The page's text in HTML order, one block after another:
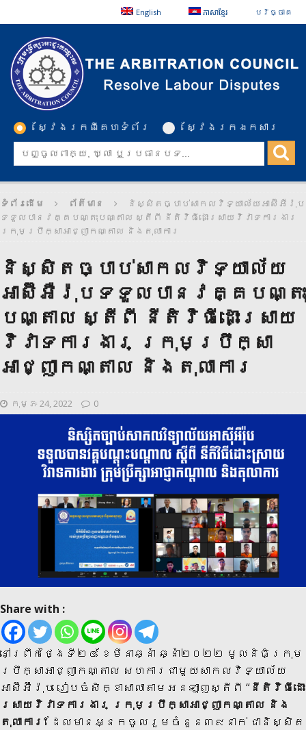
English ភាសាខ្មែរ បរិច្ចាគ
ស្វែងរកពីគេហទំព័រ ស្វែងរកឯកសារ
ទំព័រដើម ព័ត៌មាន
និស្សិតច្បាប់សាកលវិទ្យាល័យអាស៊ីអឺរ៉ុប
ទទួលបានវគ្គបណ្តុះបណ្តាល ស្តីពី នីតិវិធីដោះស្រាយវិវាទការងារ
ក្រុមប្រឹក្សាអាជ្ញាកណ្តាល និងតុលាការ
និស្សិតច្បាប់សាកលវិទ្យាល័យ
អាស៊ីអឺរ៉ុបទទួលបានវគ្គបណ្តុះ
បណ្តាល ស្តីពី នីតិវិធីដោះស្រាយ
វិវាទការងារ ក្រុមប្រឹក្សា
អាជ្ញាកណ្តាល និងតុលាការ
កុម្ភៈ 24, 2022 0
Share with :
នៅព្រឹកថ្ងៃទី២៤ ខែមីនាឆ្នាំ ឆ្នាំ២០២២ មូល​និធិ​ក្រុម​
ប្រឹក្សា​អាជ្ញា​កណ្តាល​ សហ​ការ​​ជា​​មួយ​​សាកល​​វិ​ទ្យា​​ល័យ​​
អាស៊ីអ៊ឺរ៉ុប រៀប​ចំ​សិក្ខា​​សាលា​​តាម​​អន​ឡាញ​​​​ស្តីពី “ នីតិវិធីដោះ
ស្រាយវិវាទការងារ ក្រុមប្រឹក្សាអាជ្ញាកណ្តាល និង
តុលាការ ” ដែលមានអ្នក​ចូលរួមចំនួន៣៩នាក់ ជានិស្សិត